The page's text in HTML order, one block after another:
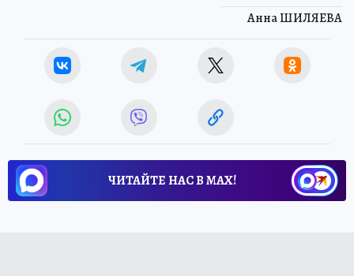
Анна ШИЛЯЕВА
ЧИТАЙТЕ НАС В МАХ!